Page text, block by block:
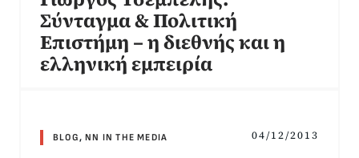
Σύνταγμα & Πολιτική
Επιστήμη – η διεθνής και η
ελληνική εμπειρία
BLOG,NN IN THE MEDIA 04/12/2013